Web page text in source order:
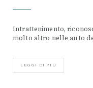
Intrattenimento,
molto altro nelle auto
LEGGI DI PIÙ